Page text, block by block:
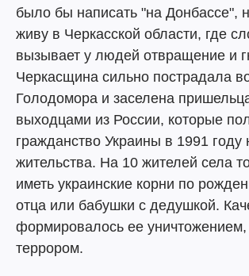
было бы написать "на Донбассе",
живу в Черкасской области, где
вызывает у людей отвращение и
Черкасщина сильно пострадала
Голодомора и заселена
выходцами из России, которые
гражданство Украины в 1991 году
жительства. На 10 жителей села
иметь украинские корни по
отца или бабушки с дедушкой.
формировалось ее уничтожением,
террором.